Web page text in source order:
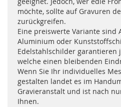
möchte, sollte auf Gravuren
zurückgreifen.
Eine preiswerte Variante sind
Aluminium oder
Edelstahlschilder garantieren
welche einen bleibenden
Wenn Sie Ihr individuelles
gestalten landet es im
Gravieranstalt und ist nach
Ihnen.